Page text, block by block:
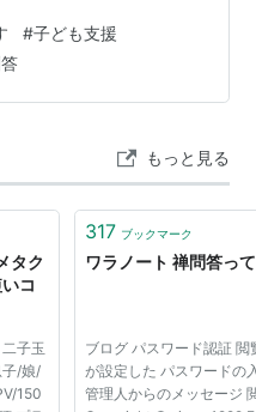
か。どうして、私に質
無視はできないので、
上は私には応えられる
ございます。身体が自由
けではないと思い…
#子ども支援
もっと見る
タク
コ
子玉
子/娘/
150
317 ブックマーク
ワラノート 禅問答っ
ブログ パスワード認証
が設定した パスワードの
管理人からのメッセージ